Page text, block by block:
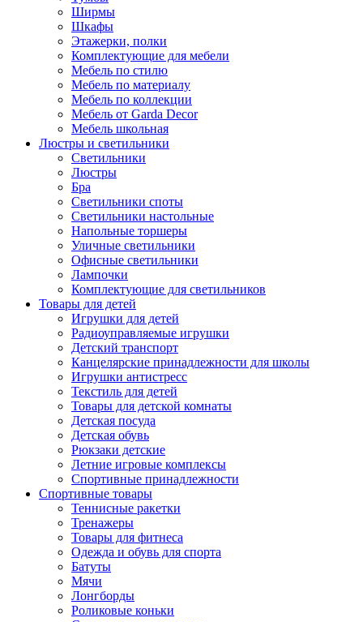
Ширмы
Шкафы
Этажерки, полки
Комплектующие для мебели
Мебель по стилю
Мебель по материалу
Мебель по коллекции
Мебель от Garda Decor
Мебель школьная
Люстры и светильники
Светильники
Люстры
Бра
Светильники споты
Светильники настольные
Напольные торшеры
Уличные светильники
Офисные светильники
Лампочки
Комплектующие для светильников
Товары для детей
Игрушки для детей
Радиоуправляемые игрушки
Детский транспорт
Канцелярские принадлежности для школы
Игрушки антистресс
Текстиль для детей
Товары для детской комнаты
Детская посуда
Детская обувь
Рюкзаки детские
Летние игровые комплексы
Спортивные принадлежности
Спортивные товары
Теннисные ракетки
Тренажеры
Товары для фитнеса
Одежда и обувь для спорта
Батуты
Мячи
Лонгборды
Роликовые коньки